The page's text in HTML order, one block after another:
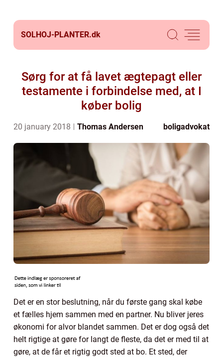
SOLHOJ-PLANTER.dk
Sørg for at få lavet ægtepagt eller
testamente i forbindelse med, at I
køber bolig
20 january 2018 Thomas Andersen boligadvokat
Det er en stor beslutning, når du første gang skal købe
et fælles hjem sammen med en partner. Nu bliver jeres
økonomi for alvor blandet sammen. Det er dog også det
helt rigtige at gøre for langt de fleste, da det er med til at
gøre, at de får et rigtig godt sted at bo. Et sted, der